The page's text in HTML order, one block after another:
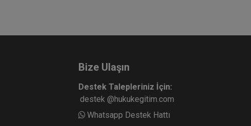
Bize Ulaşın
Destek Talepleriniz İçin:
destek @hukukegitim.com
Whatsapp Destek Hattı